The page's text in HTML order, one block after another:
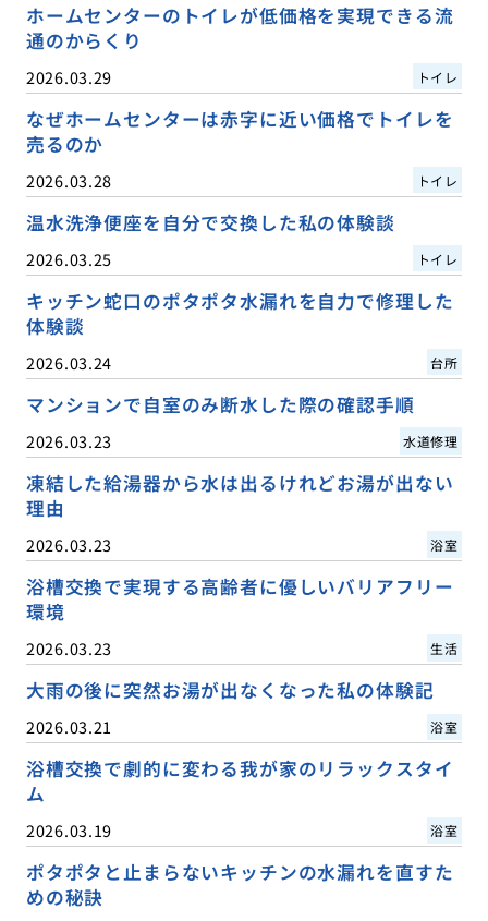
ホームセンターのトイレが低価格を実現できる流
通のからくり
2026.03.29 トイレ
なぜホームセンターは赤字に近い価格でトイレを
売るのか
2026.03.28 トイレ
温水洗浄便座を自分で交換した私の体験談
2026.03.25 トイレ
キッチン蛇口のポタポタ水漏れを自力で修理した
体験談
2026.03.24 台所
マンションで自室のみ断水した際の確認手順
2026.03.23 水道修理
凍結した給湯器から水は出るけれどお湯が出ない
理由
2026.03.23 浴室
浴槽交換で実現する高齢者に優しいバリアフリー
環境
2026.03.23 生活
大雨の後に突然お湯が出なくなった私の体験記
2026.03.21 浴室
浴槽交換で劇的に変わる我が家のリラックスタイ
ム
2026.03.19 浴室
ポタポタと止まらないキッチンの水漏れを直すた
めの秘訣